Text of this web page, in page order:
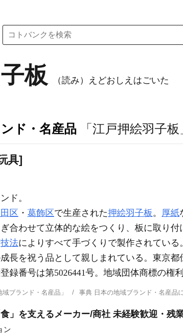
板 （読み）えどおしえはごいた
ド・名産品 「江戸押絵羽子
具]
ド。
区 ・ 葛飾区 で生産された押絵羽子板。 厚紙
合わせて立体的な絵をつくり、板に取り付
技法によりすべて手づくりで製作されてい
長を祝う品として親しまれている。東京都
録番号は第5026441号。地域団体商標の権
ブランド・名産品」 事典 日本の地域ブランド・名産
」を支えるメーカー/商社 未経験歓迎・残
ン